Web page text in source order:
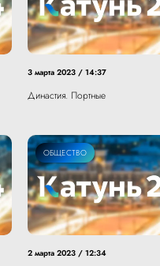
3 марта 2023 / 14:37
Династия. Портные
ОБЩЕСТВО
2 марта 2023 / 12:34